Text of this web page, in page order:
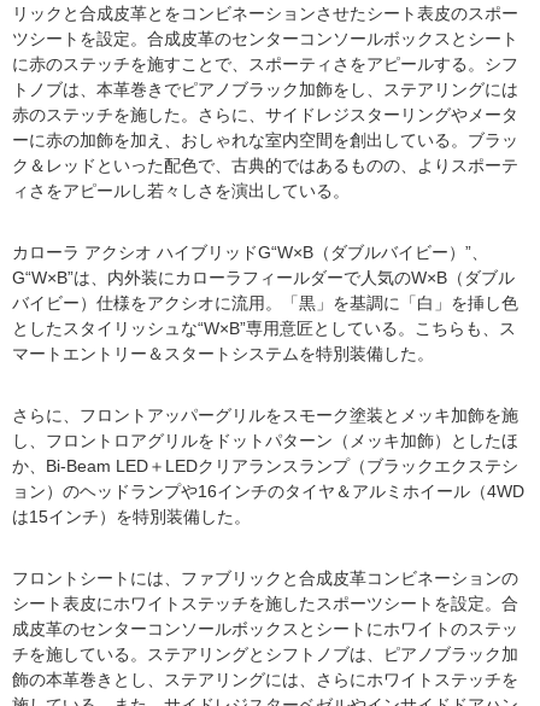
リックと合成皮革とをコンビネーションさせたシート表皮のスポー
ツシートを設定。合成皮革のセンターコンソールボックスとシート
に赤のステッチを施すことで、スポーティさをアピールする。シフ
トノブは、本革巻きでピアノブラック加飾をし、ステアリングには
赤のステッチを施した。さらに、サイドレジスターリングやメータ
ーに赤の加飾を加え、おしゃれな室内空間を創出している。ブラッ
ク＆レッドといった配色で、古典的ではあるものの、よりスポーテ
ィさをアピールし若々しさを演出している。
カローラ アクシオ ハイブリッドG“W×B（ダブルバイビー）”、
G“W×B”は、内外装にカローラフィールダーで人気のW×B（ダブル
バイビー）仕様をアクシオに流用。「黒」を基調に「白」を挿し色
としたスタイリッシュな“W×B”専用意匠としている。こちらも、ス
マートエントリー＆スタートシステムを特別装備した。
さらに、フロントアッパーグリルをスモーク塗装とメッキ加飾を施
し、フロントロアグリルをドットパターン（メッキ加飾）としたほ
か、Bi-Beam LED＋LEDクリアランスランプ（ブラックエクステシ
ョン）のヘッドランプや16インチのタイヤ＆アルミホイール（4WD
は15インチ）を特別装備した。
フロントシートには、ファブリックと合成皮革コンビネーションの
シート表皮にホワイトステッチを施したスポーツシートを設定。合
成皮革のセンターコンソールボックスとシートにホワイトのステッ
チを施している。ステアリングとシフトノブは、ピアノブラック加
飾の本革巻きとし、ステアリングには、さらにホワイトステッチを